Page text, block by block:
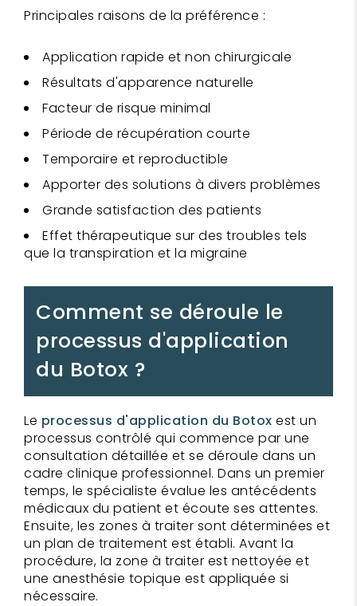
Principales raisons de la préférence :
Application rapide et non chirurgicale
Résultats d'apparence naturelle
Facteur de risque minimal
Période de récupération courte
Temporaire et reproductible
Apporter des solutions à divers problèmes
Grande satisfaction des patients
Effet thérapeutique sur des troubles tels
que la transpiration et la migraine
Comment se déroule le
processus d'application
du Botox ?
Le processus d'application du Botox est un
processus contrôlé qui commence par une
consultation détaillée et se déroule dans un
cadre clinique professionnel. Dans un premier
temps, le spécialiste évalue les antécédents
médicaux du patient et écoute ses attentes.
Ensuite, les zones à traiter sont déterminées et
un plan de traitement est établi. Avant la
procédure, la zone à traiter est nettoyée et
une anesthésie topique est appliquée si
nécessaire.